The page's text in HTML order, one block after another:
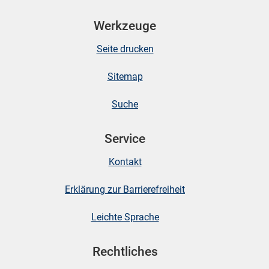
Werkzeuge
Seite drucken
Sitemap
Suche
Service
Kontakt
Erklärung zur Barrierefreiheit
Leichte Sprache
Rechtliches